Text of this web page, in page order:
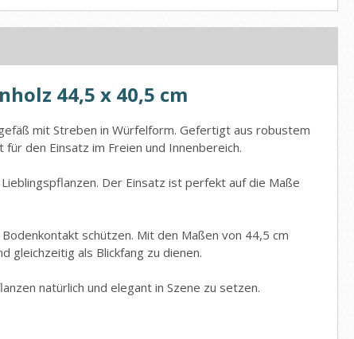
44,5 x 40,5 cm
mit Streben in Würfelform. Gefertigt aus robustem
den Einsatz im Freien und Innenbereich.
Der Einsatz ist perfekt auf die Maße
schützen. Mit den Maßen von 44,5 cm
gleichzeitig als Blickfang zu dienen.
natürlich und elegant in Szene zu setzen.